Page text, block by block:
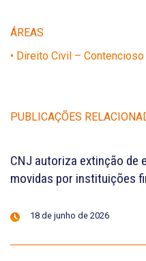
ÁREAS
• Direito Civil –
PUBLICAÇÕES
CNJ autoriza extinção de
movidas por instituições
18 de junho de 2026